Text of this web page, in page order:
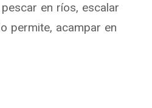
en ríos, escalar
permite, acampar en